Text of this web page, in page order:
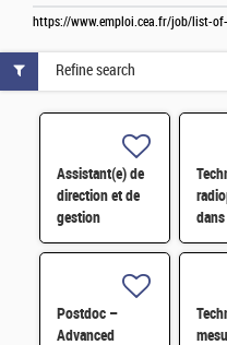
https://www.emploi.cea.fr/job/list-
Assistant(e) de
direction et de
gestion
administrative et
Maison de la
Simulation H/F
Postdoc –
Advanced
Refine search